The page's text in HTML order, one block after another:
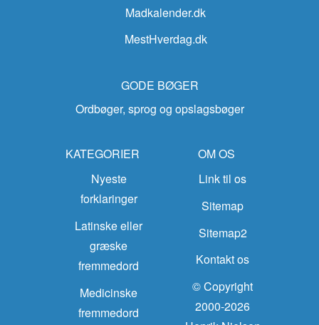
Madkalender.dk
MestHverdag.dk
GODE BØGER
Ordbøger, sprog og opslagsbøger
KATEGORIER
Nyeste
forklaringer
Latinske eller
græske
fremmedord
Medicinske
fremmedord
OM OS
Link til os
Sitemap
Sitemap2
Kontakt os
© Copyright
2000-2026